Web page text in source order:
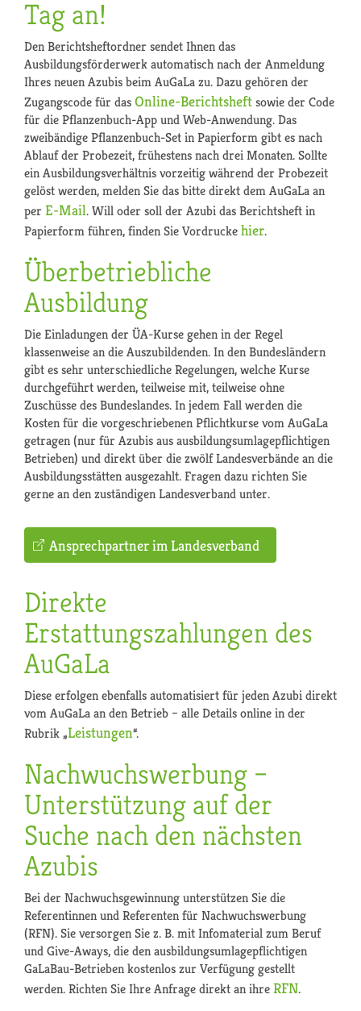
Tag an!
Den Berichtsheftordner sendet Ihnen das
Ausbildungsförderwerk automatisch nach der Anmeldung
Ihres neuen Azubis beim AuGaLa zu. Dazu gehören der
Zugangscode für dasOnline-Berichtsheftsowie der Code
für die Pflanzenbuch-App und Web-Anwendung. Das
zweibändige Pflanzenbuch-Set in Papierform gibt es nach
Ablauf der Probezeit, frühestens nach drei Monaten. Sollte
ein Ausbildungsverhältnis vorzeitig während der Probezeit
gelöst werden, melden Sie das bitte direkt dem AuGaLa an
perE-Mail. Will oder soll der Azubi das Berichtsheft in
Papierform führen, finden Sie Vordruckehier.
Überbetriebliche
Ausbildung
Die Einladungen der ÜA-Kurse gehen in der Regel
klassenweise an die Auszubildenden. In den Bundesländern
gibt es sehr unterschiedliche Regelungen, welche Kurse
durchgeführt werden, teilweise mit, teilweise ohne
Zuschüsse des Bundeslandes. In jedem Fall werden die
Kosten für die vorgeschriebenen Pflichtkurse vom AuGaLa
getragen (nur für Azubis aus ausbildungsumlagepflichtigen
Betrieben) und direkt über die zwölf Landesverbände an die
Ausbildungsstätten ausgezahlt. Fragen dazu richten Sie
gerne an den zuständigen Landesverband unter.
Ansprechpartner im Landesverband
Direkte
Erstattungszahlungen des
AuGaLa
Diese erfolgen ebenfalls automatisiert für jeden Azubi direkt
vom AuGaLa an den Betrieb – alle Details online in der
Rubrik „Leistungen“.
Nachwuchswerbung –
Unterstützung auf der
Suche nach den nächsten
Azubis
Bei der Nachwuchsgewinnung unterstützen Sie die
Referentinnen und Referenten für Nachwuchswerbung
(RFN). Sie versorgen Sie z. B. mit Infomaterial zum Beruf
und Give-Aways, die den ausbildungsumlagepflichtigen
GaLaBau-Betrieben kostenlos zur Verfügung gestellt
werden. Richten Sie Ihre Anfrage direkt an ihreRFN.